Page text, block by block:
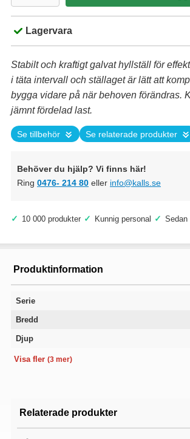
Lagervara
Stabilt och kraftigt galvat hyllställ för
i täta intervall och ställaget är lätt att
bygga vidare på när behoven förändras.
jämnt fördelad last.
Se tillbehör Se relaterade produkter
Behöver du hjälp? Vi finns här!
Ring 0476- 214 80 eller info@kalls.se
✓ 10 000 produkter ✓ Kunnig personal ✓ Sedan
Produktinformation
Serie
Bredd
Djup
Visa fler (3 mer)
Relaterade produkter